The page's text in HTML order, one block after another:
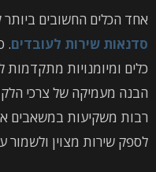
אחד הכלים החשובים
סדנאות שירות לעובדים.
כלים ומיומנויות
הבנה מעמיקה של צרכי
רבות משקיעות במשאבים
לספק שירות מצוין ולשמור